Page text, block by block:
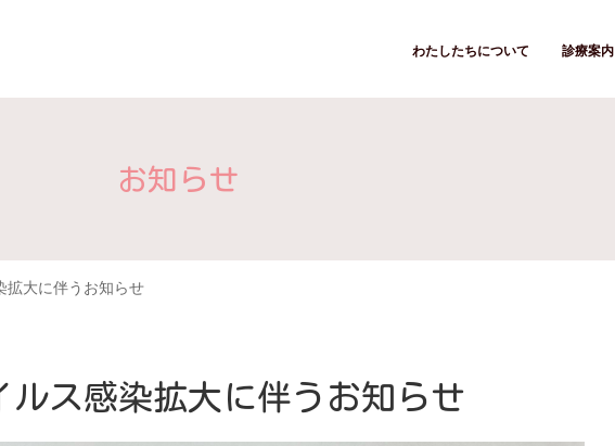
わたしたちについて 診療案内
お知らせ
拡大に伴うお知らせ
ルス感染拡大に伴うお知らせ